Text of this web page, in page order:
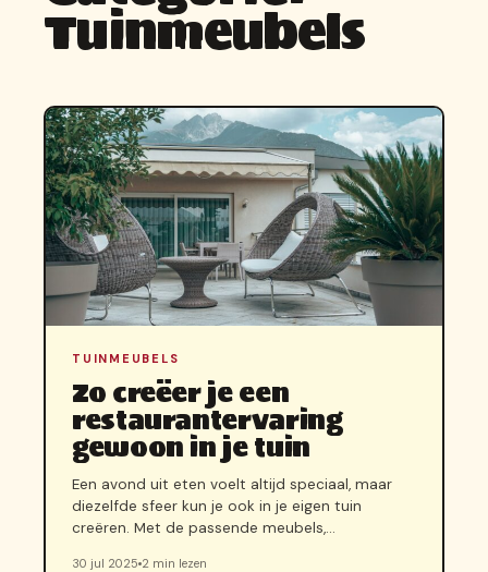
Tuinmeubels
TUINMEUBELS
Zo creëer je een
restaurantervaring
gewoon in je tuin
Een avond uit eten voelt altijd speciaal, maar
diezelfde sfeer kun je ook in je eigen tuin
creëren. Met de passende meubels,…
30 jul 2025 2 min lezen